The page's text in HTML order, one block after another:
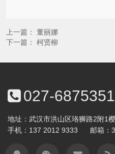
上一篇： 董丽娜
下一篇： 柯贤柳
027-
地址：武汉市洪山区珞狮路2附1
手机： 137 2012 9333 邮箱：